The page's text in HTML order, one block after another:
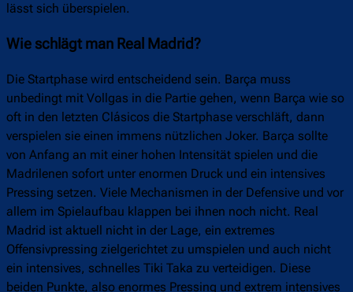
lässt sich überspielen.
Wie schlägt man Real Madrid?
Die Startphase wird entscheidend sein. Barça muss
unbedingt mit Vollgas in die Partie gehen, wenn Barça wie so
oft in den letzten Clásicos die Startphase verschläft, dann
verspielen sie einen immens nützlichen Joker. Barça sollte
von Anfang an mit einer hohen Intensität spielen und die
Madrilenen sofort unter enormen Druck und ein intensives
Pressing setzen. Viele Mechanismen in der Defensive und vor
allem im Spielaufbau klappen bei ihnen noch nicht. Real
Madrid ist aktuell nicht in der Lage, ein extremes
Offensivpressing zielgerichtet zu umspielen und auch nicht
ein intensives, schnelles Tiki Taka zu verteidigen. Diese
beiden Punkte, also enormes Pressing und extrem intensives